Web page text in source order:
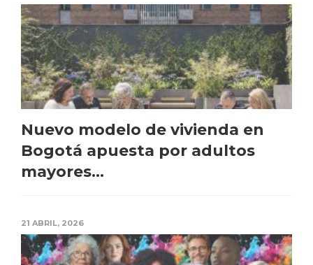
Nuevo modelo de vivienda en
Bogotá apuesta por adultos
mayores...
21 ABRIL, 2026